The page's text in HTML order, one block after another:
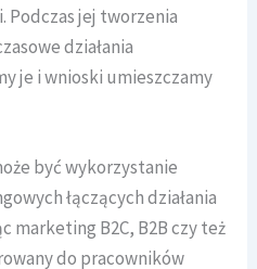
Podczas jej tworzenia
działania
je i wnioski umieszczamy
być wykorzystanie
łączących działania
marketing B2C, B2B czy też
do pracowników